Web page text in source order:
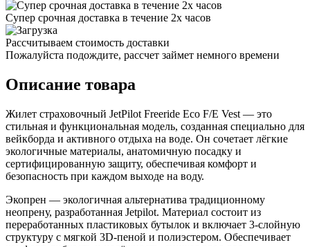
Супер срочная доставка в течение 2х часов
Рассчитываем стоимость доставки
Пожалуйста подождите, рассчет займет немного времени
Описание товара
Жилет страховочный JetPilot Freeride Eco F/E Vest — это
стильная и функциональная модель, созданная специально для
вейкборда и активного отдыха на воде. Он сочетает лёгкие
экологичные материалы, анатомичную посадку и
сертифицированную защиту, обеспечивая комфорт и
безопасность при каждом выходе на воду.
Экопрен — экологичная альтернатива традиционному
неопрену, разработанная Jetpilot. Материал состоит из
переработанных пластиковых бутылок и включает 3-слойную
структуру с мягкой 3D-пеной и полиэстером. Обеспечивает